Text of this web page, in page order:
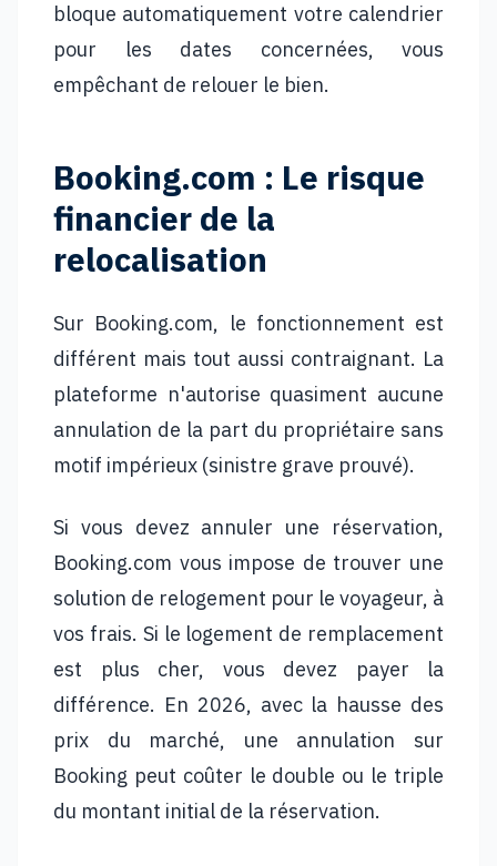
bloque automatiquement votre calendrier
pour les dates concernées, vous
empêchant de relouer le bien.
Booking.com : Le risque
financier de la
relocalisation
Sur Booking.com, le fonctionnement est
différent mais tout aussi contraignant. La
plateforme n'autorise quasiment aucune
annulation de la part du propriétaire sans
motif impérieux (sinistre grave prouvé).
Si vous devez annuler une réservation,
Booking.com vous impose de trouver une
solution de relogement pour le voyageur, à
vos frais. Si le logement de remplacement
est plus cher, vous devez payer la
différence. En 2026, avec la hausse des
prix du marché, une annulation sur
Booking peut coûter le double ou le triple
du montant initial de la réservation.